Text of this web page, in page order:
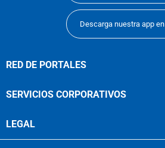
Descarga nuestra app en
RED DE PORTALES
SERVICIOS CORPORATIVOS
LEGAL